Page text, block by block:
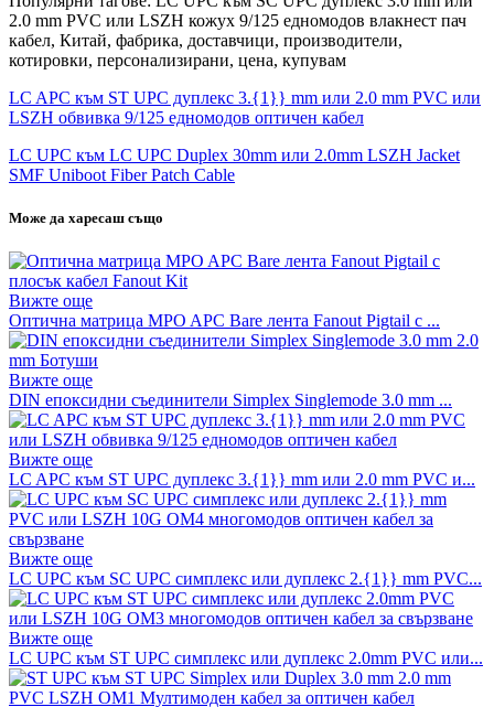
2.0 mm PVC или LSZH кожух 9/125 едномодов влакнест пач
кабел, Китай, фабрика, доставчици, производители,
котировки, персонализирани, цена, купувам
LC APC към ST UPC дуплекс 3.{1}} mm или 2.0 mm PVC или
LSZH обвивка 9/125 едномодов оптичен кабел
LC UPC към LC UPC Duplex 30mm или 2.0mm LSZH Jacket
SMF Uniboot Fiber Patch Cable
Може да харесаш също
Вижте още
Оптична матрица MPO APC Bare лента Fanout Pigtail с ...
Вижте още
DIN епоксидни съединители Simplex Singlemode 3.0 mm ...
Вижте още
LC APC към ST UPC дуплекс 3.{1}} mm или 2.0 mm PVC и...
Вижте още
LC UPC към SC UPC симплекс или дуплекс 2.{1}} mm PVC...
Вижте още
LC UPC към ST UPC симплекс или дуплекс 2.0mm PVC или...